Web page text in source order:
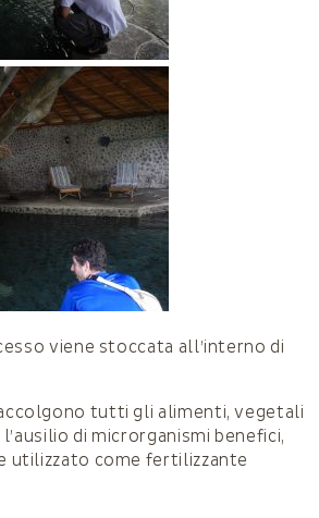
viene stoccata all’interno di
tutti gli alimenti, vegetali
di microrganismi benefici,
utilizzato come fertilizzante